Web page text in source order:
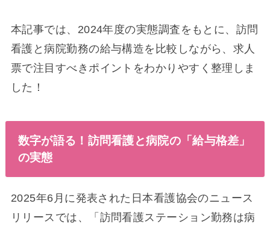
本記事では、2024年度の実態調査をもとに、訪問
看護と病院勤務の給与構造を比較しながら、求人
票で注目すべきポイントをわかりやすく整理しま
した！
数字が語る！訪問看護と病院の「給与格差」
の実態
2025年6月に発表された日本看護協会のニュース
リリースでは、「訪問看護ステーション勤務は病